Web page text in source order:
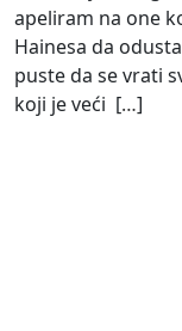
apeliram na one
Hainesa da
puste da se vrati
koji je veći […]